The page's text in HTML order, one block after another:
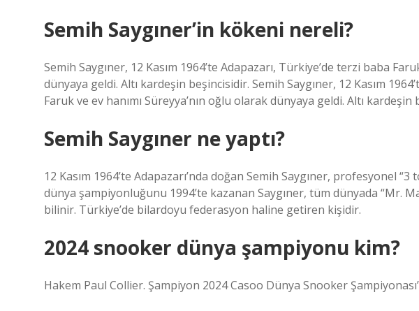
Semih Saygıner’in kökeni nereli?
Semih Saygıner, 12 Kasım 1964’te Adapazarı, Türkiye’de terzi baba
dünyaya geldi. Altı kardeşin beşincisidir. Semih Saygıner, 12 Kasım
Faruk ve ev hanımı Süreyya’nın oğlu olarak dünyaya geldi. Altı kardeşin
Semih Saygıner ne yaptı?
12 Kasım 1964’te Adapazarı’nda doğan Semih Saygıner, profesyonel
dünya şampiyonluğunu 1994’te kazanan Saygıner, tüm dünyada “Mr.
bilinir. Türkiye’de bilardoyu federasyon haline getiren kişidir.
2024 snooker dünya şampiyonu kim?
Hakem Paul Collier. Şampiyon 2024 Casoo Dünya Snooker